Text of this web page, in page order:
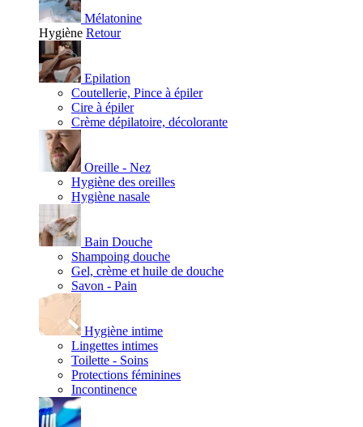
Mélatonine
Hygiène Retour
Epilation
Coutellerie, Pince à épiler
Cire à épiler
Crème dépilatoire, décolorante
Oreille - Nez
Hygiène des oreilles
Hygiène nasale
Bain Douche
Shampoing douche
Gel, crème et huile de douche
Savon - Pain
Hygiène intime
Lingettes intimes
Toilette - Soins
Protections féminines
Incontinence